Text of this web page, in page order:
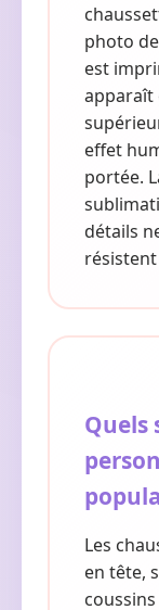
photo
est
apparaît
effet
portée.
détails
résistent
Quels
Les
en tête,